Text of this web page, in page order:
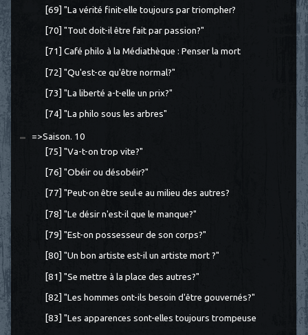
[69] "La vérité finit-elle toujours par triompher?
[70] "Tout doit-il être fait par passion?"
[71] Café philo à la Médiathèque : Penser la mort
[72] "Qu'est-ce qu'être normal?"
[73] "La liberté a-t-elle un prix?"
[74] "La philo sous les arbres"
=>Saison. 10
[75] "Va-t-on trop vite?"
[76] "Obéir ou désobéir?"
[77] "Peut-on être seul·e au milieu des autres?
[78] "Le désir n'est-il que le manque?"
[79] "Est-on possesseur de son corps?"
[80] "Un bon artiste est-il un artiste mort ?"
[81] "Se mettre à la place des autres?"
[82] "Les hommes ont-ils besoin d'être gouvernés?"
[83] "Les apparences sont-elles toujours trompeuse